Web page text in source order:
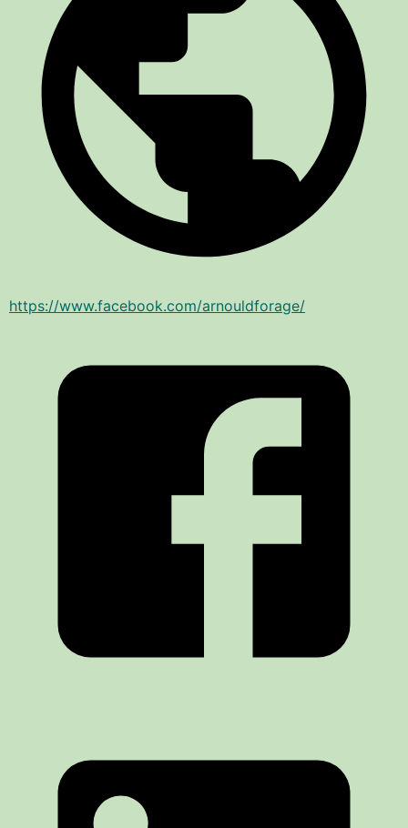
https://www.facebook.com/arnouldforage/